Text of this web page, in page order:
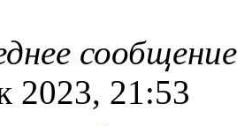
2023, 21:53